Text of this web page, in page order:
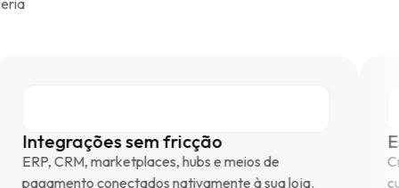
sem fricção
CRM, marketplaces, hubs e meios de
conectados nativamente à sua loja.
Cresça
custo,